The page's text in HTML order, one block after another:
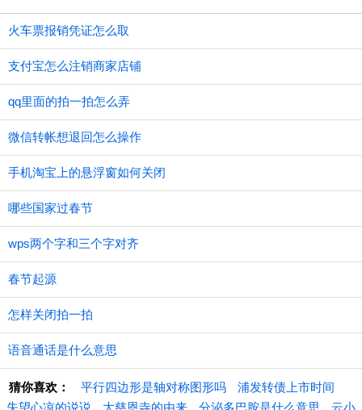
火车票报销凭证怎么取
支付宝怎么注销商家店铺
qq里面的拍一拍怎么弄
微信转帐想退回怎么操作
手机淘宝上的悬浮窗如何关闭
哪些国家过春节
wps两个字和三个字对齐
春节起源
怎样关闭拍一拍
语音通话是什么意思
猜你喜欢： 平行四边形是轴对称图形吗
浦发转债上市时间
失望心凉的说说
大慈恩寺的由来 分泌多巴胺是什么意思 云小